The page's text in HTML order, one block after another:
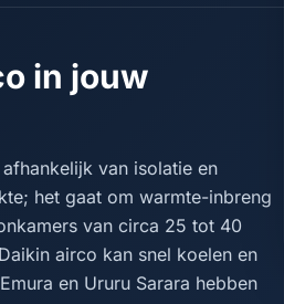
in jouw
van isolatie en
het gaat om warmte-inbreng
van circa 25 tot 40
airco kan snel koelen en
en Ururu Sarara hebben